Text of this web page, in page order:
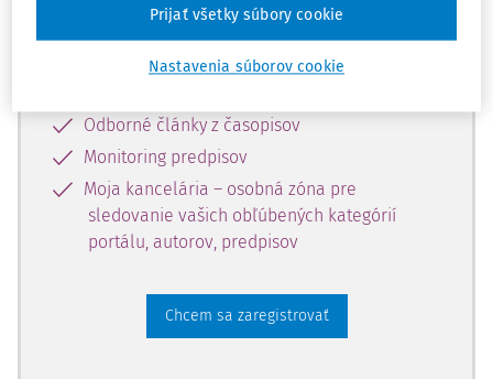
Vďaka registrácii získate prístup aj k
vybranému obsahu:
Odborné články z časopisov
Monitoring predpisov
Moja kancelária – osobná zóna pre
sledovanie vašich obľúbených kategórií
portálu, autorov, predpisov
Chcem sa zaregistrovať
Nastavenia súborov cookie
Prijať všetky súbory cookie